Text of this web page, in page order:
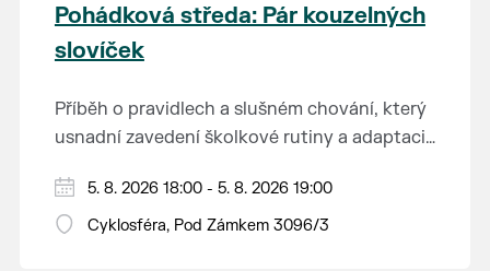
Pohádková středa: Pár kouzelných
slovíček
Příběh o pravidlech a slušném chování, který
usnadní zavedení školkové rutiny a adaptaci
Hraje se jen za příznivého počasí.
Vstupné dobrovolné.
5. 8. 2026 18:00 - 5. 8. 2026 19:00
Cyklosféra, Pod Zámkem 3096/3